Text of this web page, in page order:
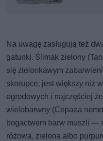
Na uwagę zasługują też
gatunki. Ślimak zielony
się zielonkawym
skorupce; jest większy niż
ogrodowych i najczęściej
wielobarwny (Cepaea
bogactwem barw muszli —
różowa, zielona albo